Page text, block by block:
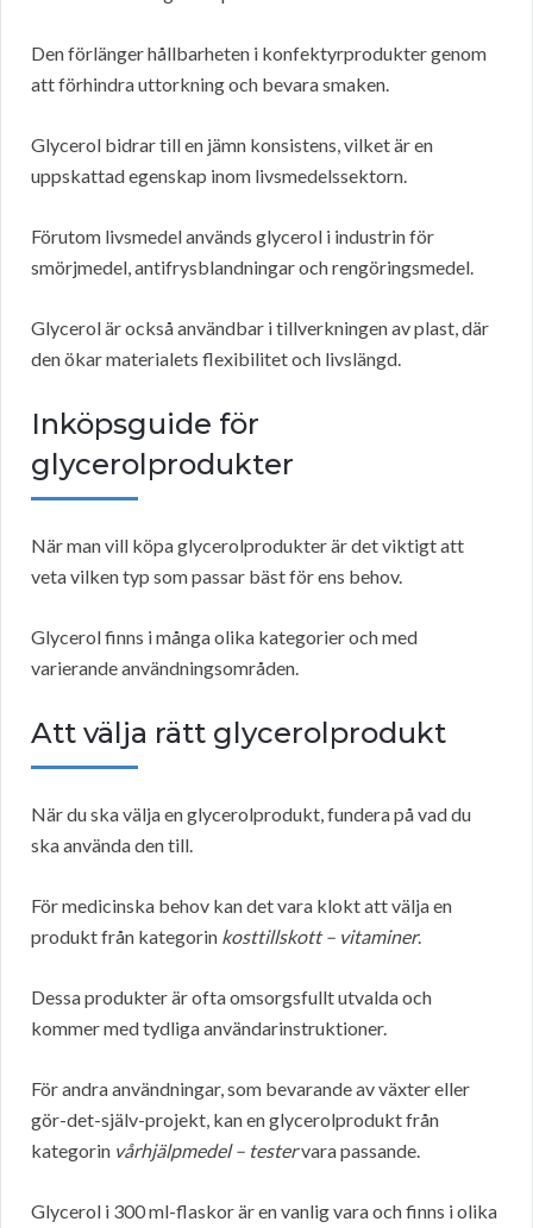
Den förlänger hållbarheten i konfektyrprodukter genom
att förhindra uttorkning och bevara smaken.
Glycerol bidrar till en jämn konsistens, vilket är en
uppskattad egenskap inom livsmedelssektorn.
Förutom livsmedel används glycerol i industrin för
smörjmedel, antifrysblandningar och rengöringsmedel.
Glycerol är också användbar i tillverkningen av plast, där
den ökar materialets flexibilitet och livslängd.
Inköpsguide för
glycerolprodukter
När man vill köpa glycerolprodukter är det viktigt att
veta vilken typ som passar bäst för ens behov.
Glycerol finns i många olika kategorier och med
varierande användningsområden.
Att välja rätt glycerolprodukt
När du ska välja en glycerolprodukt, fundera på vad du
ska använda den till.
För medicinska behov kan det vara klokt att välja en
produkt från kategorin kosttillskott – vitaminer.
Dessa produkter är ofta omsorgsfullt utvalda och
kommer med tydliga användarinstruktioner.
För andra användningar, som bevarande av växter eller
gör-det-själv-projekt, kan en glycerolprodukt från
kategorin vårhjälpmedel – testervara passande.
Glycerol i 300 ml-flaskor är en vanlig vara och finns i olika